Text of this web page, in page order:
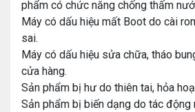
phẩm có chức năng chống thấm
Máy có dấu hiệu mất Boot do cài
sai.
Máy có dấu hiệu sửa chữa, tháo
cửa hàng.
Sản phẩm bị hư do thiên tai, hỏa
Sản phẩm bị biến dạng do tác động